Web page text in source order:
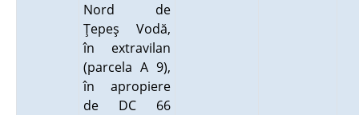
Nord de
Ţepeş Vodă,
în extravilan
(parcela A 9),
în apropiere
de DC 66